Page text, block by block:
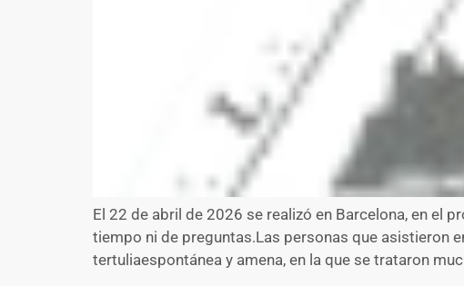
El 22 de abril de 2026 se realizó en Barcelona, en el
tiempo ni de preguntas.Las personas que asistieron
tertuliaespontánea y amena, en la que se trataron